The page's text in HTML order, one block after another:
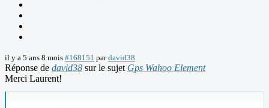
il y a 5 ans 8 mois #168151 pardavid38
Réponse de david38 sur le sujet Gps Wahoo Element
Merci Laurent!